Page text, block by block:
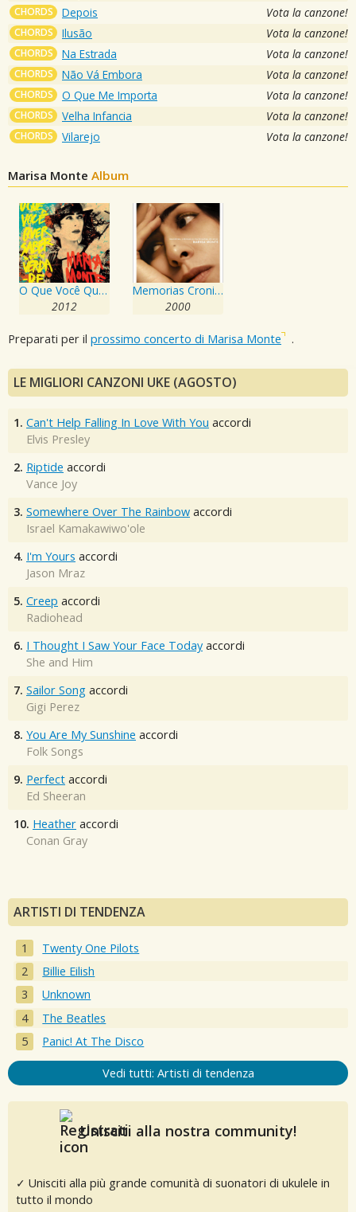
CHORDS Depois Vota la canzone!
CHORDS Ilusão Vota la canzone!
CHORDS Na Estrada Vota la canzone!
CHORDS Não Vá Embora Vota la canzone!
CHORDS O Que Me Importa Vota la canzone!
CHORDS Velha Infancia Vota la canzone!
CHORDS Vilarejo Vota la canzone!
Marisa Monte Album
O Que Você Quer Saber de Verdade
2012
Memorias Cronicas E Declaracoes De Amor "Textos, Provas e Desmentidos"
2000
Preparati per il prossimo concerto di Marisa Monte .
LE MIGLIORI CANZONI UKE (AGOSTO)
1. Can't Help Falling In Love With You accordi
Elvis Presley
2. Riptide accordi
Vance Joy
3. Somewhere Over The Rainbow accordi
Israel Kamakawiwo'ole
4. I'm Yours accordi
Jason Mraz
5. Creep accordi
Radiohead
6. I Thought I Saw Your Face Today accordi
She and Him
7. Sailor Song accordi
Gigi Perez
8. You Are My Sunshine accordi
Folk Songs
9. Perfect accordi
Ed Sheeran
10. Heather accordi
Conan Gray
ARTISTI DI TENDENZA
Twenty One Pilots
Billie Eilish
Unknown
The Beatles
Panic! At The Disco
Vedi tutti: Artisti di tendenza
Unisciti alla nostra community!
✓ Unisciti alla più grande comunità di suonatori di ukulele in
tutto il mondo